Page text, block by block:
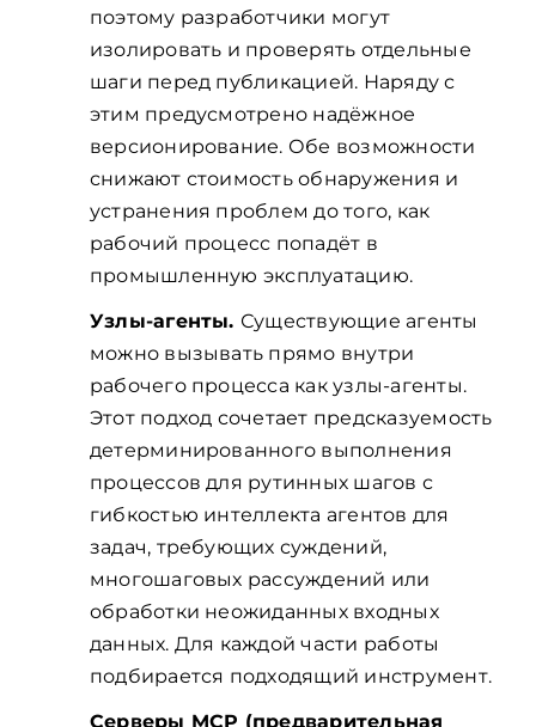
поэтому разработчики могут
изолировать и проверять отдельные
шаги перед публикацией. Наряду с
этим предусмотрено надёжное
версионирование. Обе возможности
снижают стоимость обнаружения и
устранения проблем до того, как
рабочий процесс попадёт в
промышленную эксплуатацию.
Узлы-агенты. Существующие агенты
можно вызывать прямо внутри
рабочего процесса как узлы-агенты.
Этот подход сочетает предсказуемость
детерминированного выполнения
процессов для рутинных шагов с
гибкостью интеллекта агентов для
задач, требующих суждений,
многошаговых рассуждений или
обработки неожиданных входных
данных. Для каждой части работы
подбирается подходящий инструмент.
Серверы MCP (предварительная